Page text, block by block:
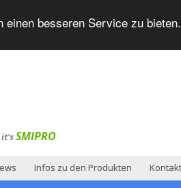
besseren Service zu
SMIPRO
Infos zu den Produkten Kontakt